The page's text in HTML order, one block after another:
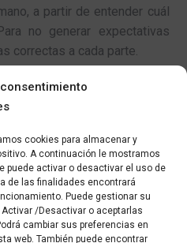
cookies para almacenar y
A continuación le mostramos
puede activar o desactivar el uso de
de las finalidades encontrará
Puede gestionar su
/Desactivar o aceptarlas
cambiar sus preferencias en
web. También puede encontrar
a partir de entender cuál
no generar expectativas
correctas a cada parte.
parezca muy técnico, sin
tecnología y ser humano ya
over. Saber qué rol ocupa
de ello es imprescindible
de larevolución industrial